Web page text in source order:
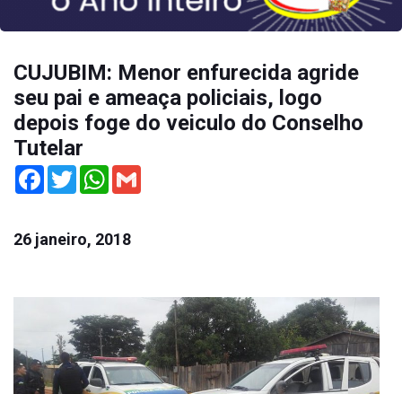
CUJUBIM: Menor enfurecida agride
seu pai e ameaça policiais, logo
depois foge do veiculo do Conselho
Tutelar
Facebook
TwitterWhatsApp
26 janeiro, 2018